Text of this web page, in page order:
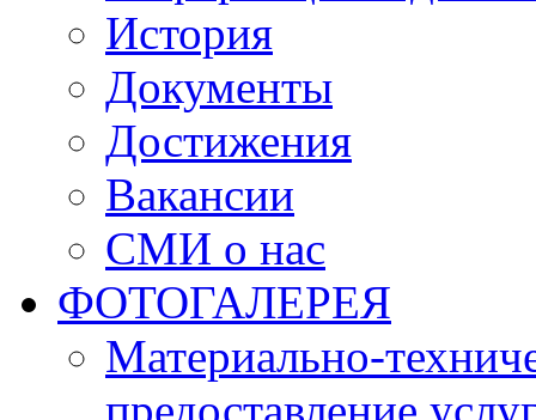
История
Документы
Достижения
Вакансии
СМИ о нас
ФОТОГАЛЕРЕЯ
Материально-
предоставление